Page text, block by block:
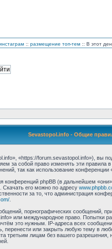
:: размещение топ-тем :: В этот
Sevastopol.info - Общие
«https://forum.sevastopol.info»), вы
за собой право изменять эти
так как использование
phpBB (в дальнейшем
его можно по адресу
за то, что администрация
.
порнографических сообщений,
или международное право.
это нужным. IP-адреса всех
или закрыть любую тему в
третьим лицам без вашего